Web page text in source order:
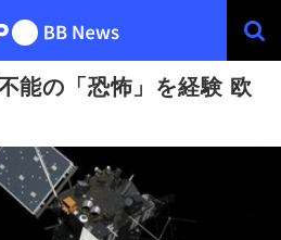
能の「恐怖」を経験 欧